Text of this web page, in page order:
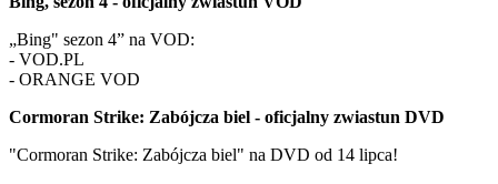
„Bing" sezon 4” na VOD:
- VOD.PL
- ORANGE VOD
Cormoran Strike: Zabójcza biel - oficjalny zwiastun DVD
"Cormoran Strike: Zabójcza biel" na DVD od 14 lipca!